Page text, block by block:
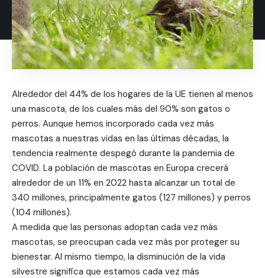
Alrededor del 44% de los hogares de la UE tienen al menos
una mascota, de los cuales más del 90% son gatos o
perros. Aunque hemos incorporado cada vez más
mascotas a nuestras vidas en las últimas décadas, la
tendencia realmente despegó durante la pandemia de
COVID. La población de mascotas en Europa crecerá
alrededor de un 11% en 2022 hasta alcanzar un total de
340 millones, principalmente gatos (127 millones) y perros
(104 millones).
A medida que las personas adoptan cada vez más
mascotas, se preocupan cada vez más por proteger su
bienestar. Al mismo tiempo, la disminución de la vida
silvestre significa que estamos cada vez más